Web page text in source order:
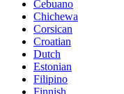
Cebuano
Chichewa
Corsican
Croatian
Dutch
Estonian
Filipino